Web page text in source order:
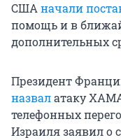
СШАначали
помощь и в
дополнительных
Президент
назвалатаку
телефонных
Израиля заявил о